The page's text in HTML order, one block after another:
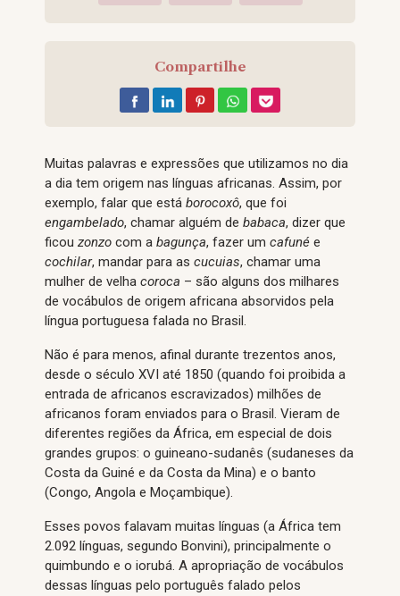
Compartilhe
Muitas palavras e expressões que utilizamos no dia
a dia tem origem nas línguas africanas. Assim, por
exemplo, falar que está borocoxô, que foi
engambelado, chamar alguém de babaca, dizer que
ficou zonzo com a bagunça, fazer um cafuné e
cochilar, mandar para as cucuias, chamar uma
mulher de velha coroca – são alguns dos milhares
de vocábulos de origem africana absorvidos pela
língua portuguesa falada no Brasil.
Não é para menos, afinal durante trezentos anos,
desde o século XVI até 1850 (quando foi proibida a
entrada de africanos escravizados) milhões de
africanos foram enviados para o Brasil. Vieram de
diferentes regiões da África, em especial de dois
grandes grupos: o guineano-sudanês (sudaneses da
Costa da Guiné e da Costa da Mina) e o banto
(Congo, Angola e Moçambique).
Esses povos falavam muitas línguas (a África tem
2.092 línguas, segundo Bonvini), principalmente o
quimbundo e o iorubá. A apropriação de vocábulos
dessas línguas pelo português falado pelos